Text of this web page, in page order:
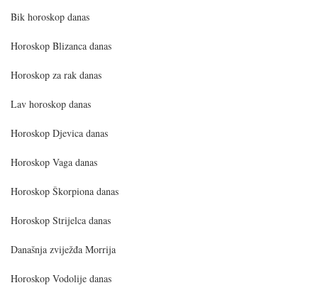
Bik horoskop danas
Horoskop Blizanca danas
Horoskop za rak danas
Lav horoskop danas
Horoskop Djevica danas
Horoskop Vaga danas
Horoskop Škorpiona danas
Horoskop Strijelca danas
Današnja zviježđa Morrija
Horoskop Vodolije danas